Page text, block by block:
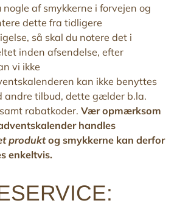
af smykkerne i forvejen og
dette fra tidligere
så skal du notere det i
inden afsendelse, efter
vi ikke
kan ikke benyttes
andre tilbud, dette gælder b.la.
rabatkoder. Vær opmærksom
handles
produktog smykkerne kan derfor
enkeltvis.